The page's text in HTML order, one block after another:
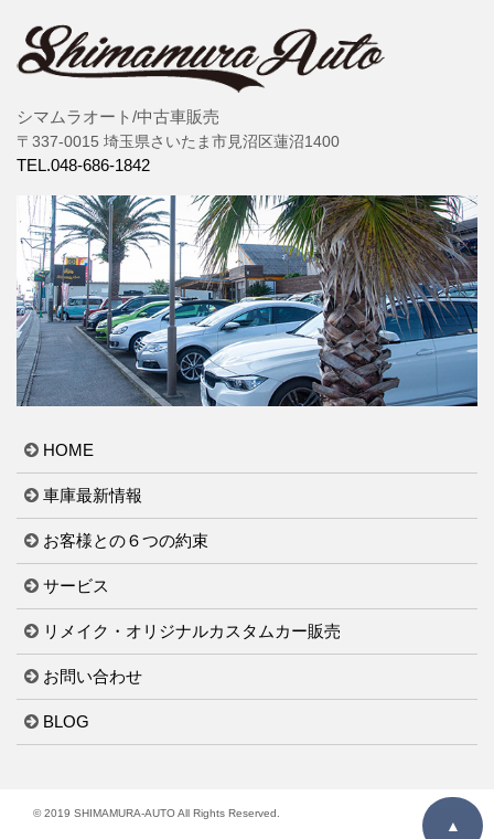
シマムラオート/中古車販売
〒337-0015 埼玉県さいたま市見沼区蓮沼1400
TEL.048-686-1842
HOME
車庫最新情報
お客様との６つの約束
サービス
リメイク・オリジナルカスタムカー販売
お問い合わせ
BLOG
© 2019 SHIMAMURA-AUTO All Rights Reserved.
▲